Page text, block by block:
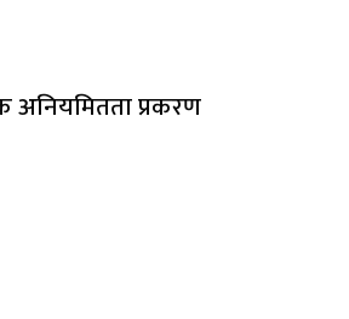
अनियमितता प्रकरण